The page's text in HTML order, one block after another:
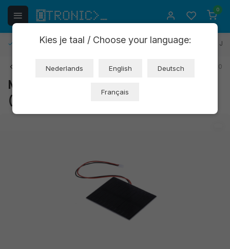
0
Kostenlose Rücksendung 30 Tage Rückgaberecht 1
EAN: 8720618231840
Mini-Solarpanel 70x55mm 5,5V 0,5W
(OT8008)
Kies je taal / Choose your language:
Nederlands English Deutsch
Français